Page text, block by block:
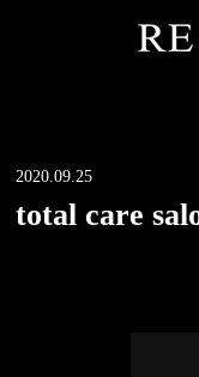
2020.09.25
total care